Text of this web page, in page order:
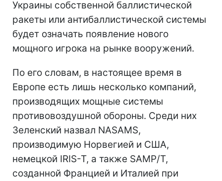
Украины собственной баллистической
ракеты или антибаллистической системы
будет означать появление нового
мощного игрока на рынке вооружений.
По его словам, в настоящее время в
Европе есть лишь несколько компаний,
производящих мощные системы
противовоздушной обороны. Среди них
Зеленский назвал NASAMS,
производимую Норвегией и США,
немецкой IRIS-T, а также SAMP/T,
созданной Францией и Италией при